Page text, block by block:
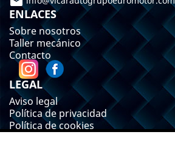
ENLACES
Sobre nosotros
Taller mecánico
Contacto
LEGAL
Aviso legal
Política de privacidad
Política de cookies